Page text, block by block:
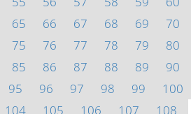
65 66 67 68 69
70
75 76 77 78 79
80
85 86 87 88 89
90
95 96 97 98 99
100
104 105 106 107
108